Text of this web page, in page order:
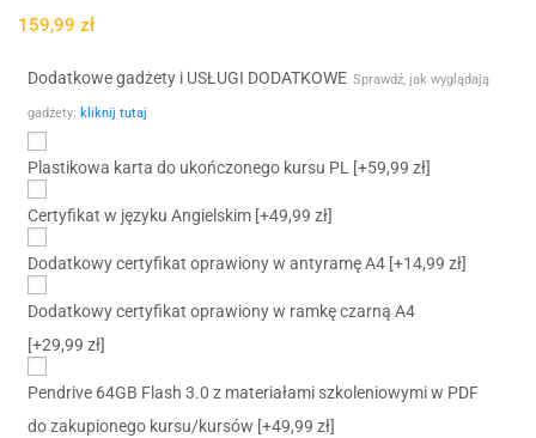
159,99 zł
Dodatkowe gadżety i USŁUGI DODATKOWE Sprawdź, jak wyglądają
gadżety: kliknij tutaj
Plastikowa karta do ukończonego kursu PL [+59,99 zł]
Certyfikat w języku Angielskim [+49,99 zł]
Dodatkowy certyfikat oprawiony w antyramę A4 [+14,99 zł]
Dodatkowy certyfikat oprawiony w ramkę czarną A4
[+29,99 zł]
Pendrive 64GB Flash 3.0 z materiałami szkoleniowymi w PDF
do zakupionego kursu/kursów [+49,99 zł]